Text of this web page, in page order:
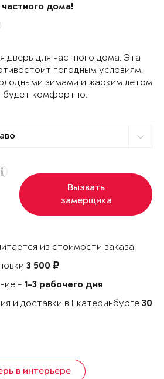
дома!
дверь для частного дома. Эта
погодным условиям.
зимами и жарким летом
будет комфортно.
Вызвать
замерщика
из стоимости заказа.
3 500
- 1-3 рабочего дня
и доставки в Екатеринбурге 30
в интерьере